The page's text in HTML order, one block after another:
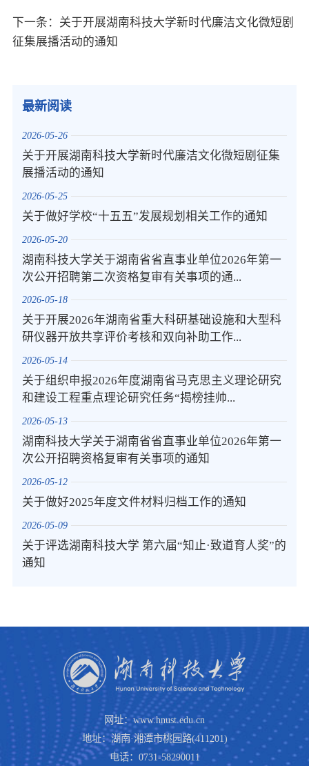
下一条：关于开展湖南科技大学新时代廉洁文化微短剧
征集展播活动的通知
最新阅读
2026-05-26
关于开展湖南科技大学新时代廉洁文化微短剧征集
展播活动的通知
2026-05-25
关于做好学校“十五五”发展规划相关工作的通知
2026-05-20
湖南科技大学关于湖南省省直事业单位2026年第一
次公开招聘第二次资格复审有关事项的通...
2026-05-18
关于开展2026年湖南省重大科研基础设施和大型科
研仪器开放共享评价考核和双向补助工作...
2026-05-14
关于组织申报2026年度湖南省马克思主义理论研究
和建设工程重点理论研究任务“揭榜挂帅...
2026-05-13
湖南科技大学关于湖南省省直事业单位2026年第一
次公开招聘资格复审有关事项的通知
2026-05-12
关于做好2025年度文件材料归档工作的通知
2026-05-09
关于评选湖南科技大学 第六届“知止·致道育人奖”的
通知
网址：www.hnust.edu.cn
地址：湖南·湘潭市桃园路(411201)
电话：0731-58290011